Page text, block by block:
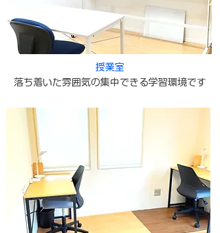
授業室
落ち着いた雰囲気の集中できる学習環境です